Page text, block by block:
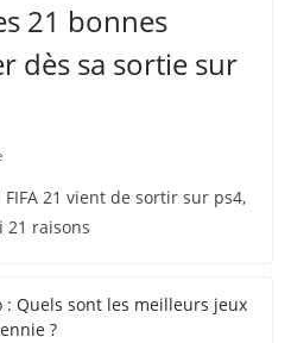
21 bonnes
dès sa sortie sur
21 vient de sortir sur ps4,
21 raisons
: Quels sont les meilleurs jeux
?